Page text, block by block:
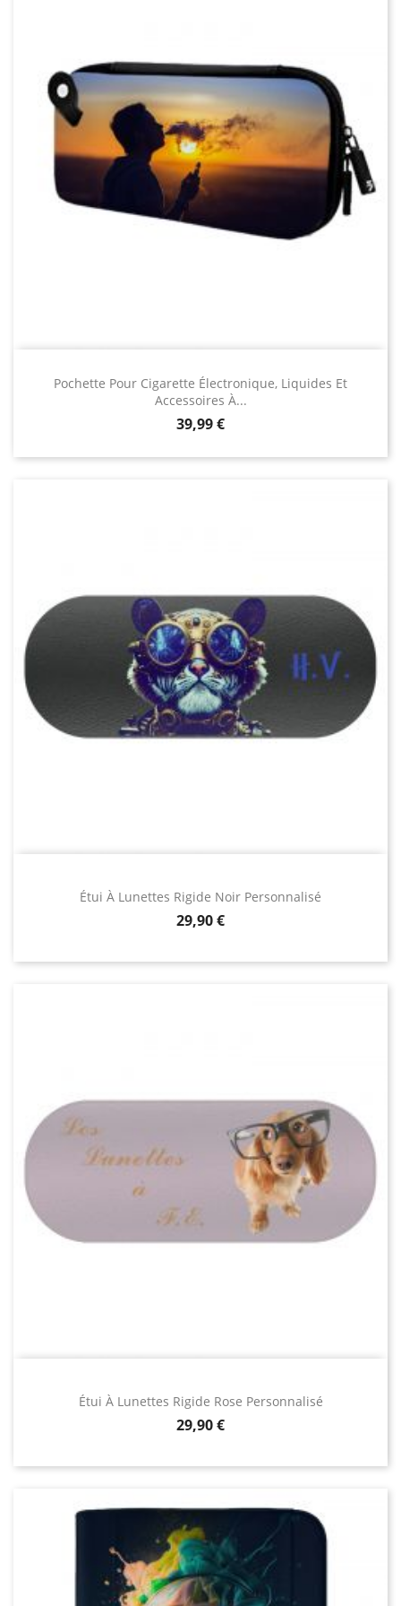
Affichage 1-42 de 42 article(s)
Pochette Pour Cigarette Électronique, Liquides Et
Accessoires À...
Prix
39,99 €
Étui À Lunettes Rigide Noir Personnalisé
Prix
29,90 €
Étui À Lunettes Rigide Rose Personnalisé
Prix
29,90 €